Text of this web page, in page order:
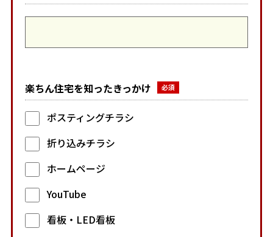
楽ちん住宅を知ったきっかけ
ポスティングチラシ
折り込みチラシ
ホームページ
YouTube
看板・LED看板